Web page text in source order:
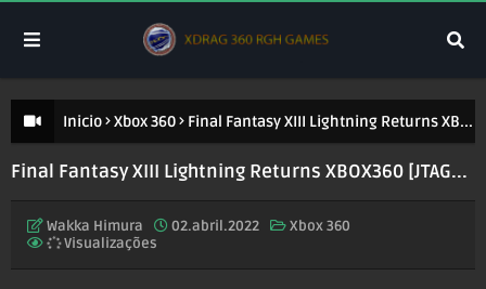
Inicio Xbox 360 Final Fantasy XIII Lightning Returns XBOX360 [JTAG/RGH][MULTI]
Final Fantasy XIII Lightning Returns XBOX360 [JTAG/RGH][MULTI]
Wakka Himura 02.abril.2022
Xbox 360
Visualizações